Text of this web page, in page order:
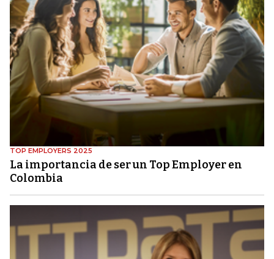
TOP EMPLOYERS 2025
La importancia de ser un Top Employer en
Colombia